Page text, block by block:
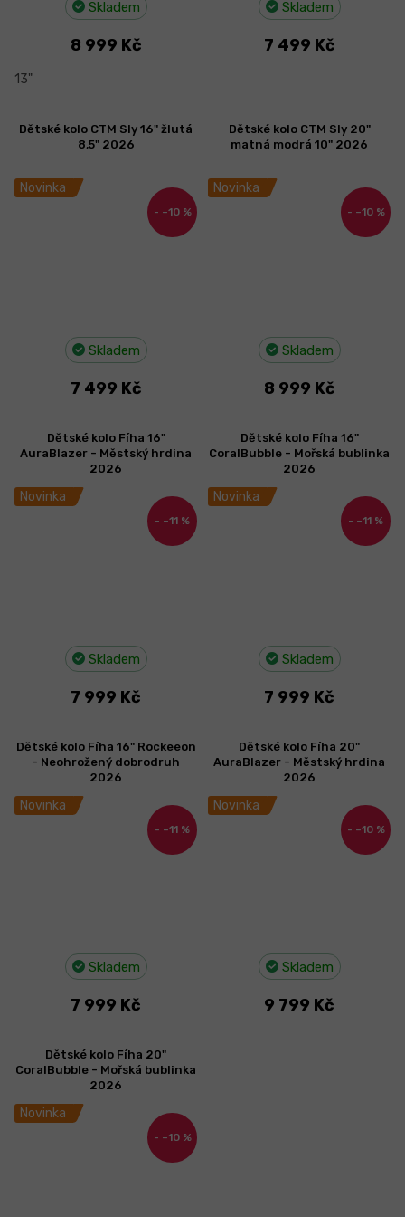
Skladem
8 999 Kč
13"
Skladem
7 499 Kč
Novinka
–10 %
Dětské kolo CTM Sly 16" žlutá
8,5" 2026
Skladem
7 499 Kč
Novinka
–10 %
Dětské kolo CTM Sly 20"
matná modrá 10" 2026
Skladem
8 999 Kč
Novinka
–11 %
Dětské kolo Fíha 16"
AuraBlazer - Městský hrdina
2026
Skladem
7 999 Kč
Novinka
–11 %
Dětské kolo Fíha 16"
CoralBubble - Mořská bublinka
2026
Skladem
7 999 Kč
Novinka
–11 %
Dětské kolo Fíha 16" Rockeeon
- Neohrožený dobrodruh
2026
Skladem
7 999 Kč
Novinka
–10 %
Dětské kolo Fíha 20"
AuraBlazer - Městský hrdina
2026
Skladem
9 799 Kč
Novinka
–10 %
Dětské kolo Fíha 20"
CoralBubble - Mořská bublinka
2026